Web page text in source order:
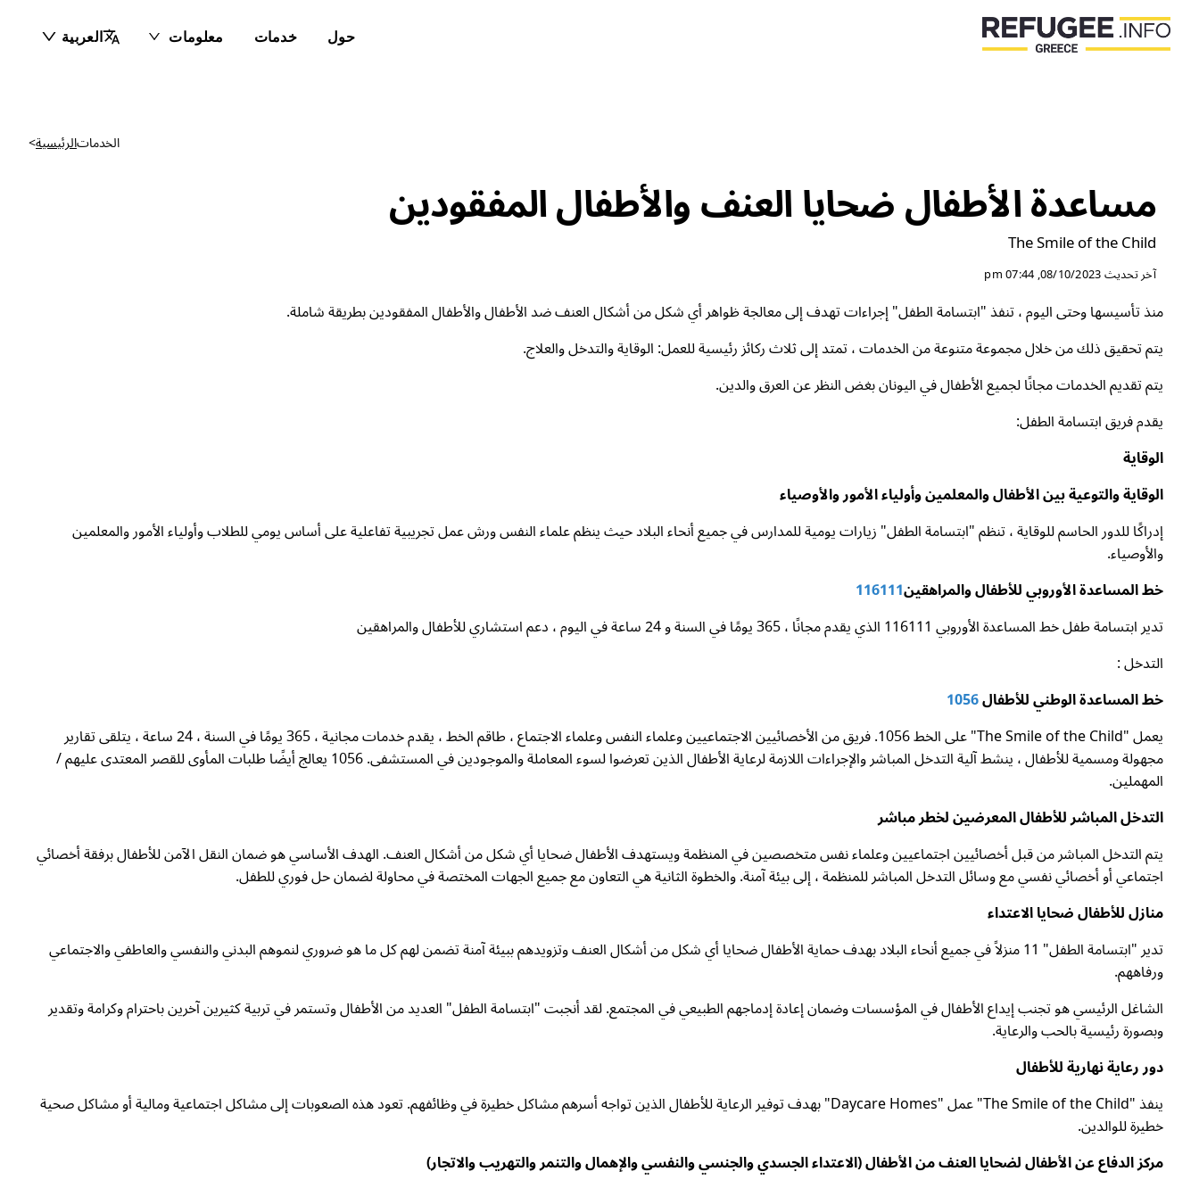
حول خدمات معلومات العربية
الرئيسية> الخدمات
مساعدة الأطفال ضحايا العنف والأطفال المفقودين
The Smile of the Child
آخر تحديث08/10/2023, 07:44 pm
منذ تأسيسها وحتى اليوم ، تنفذ "ابتسامة الطفل" إجراءات تهدف إلى معالجة ظواهر أي شكل من أشكال العنف ضد الأطفال والأطفال المفقودين بطريقة شاملة.
يتم تحقيق ذلك من خلال مجموعة متنوعة من الخدمات ، تمتد إلى ثلاث ركائز رئيسية للعمل: الوقاية والتدخل والعلاج.
يتم تقديم الخدمات مجانًا لجميع الأطفال في اليونان بغض النظر عن العرق والدين.
يقدم فريق ابتسامة الطفل:
الوقاية
الوقاية والتوعية بين الأطفال والمعلمين وأولياء الأمور والأوصياء
إدراكًا للدور الحاسم للوقاية ، تنظم "ابتسامة الطفل" زيارات يومية للمدارس في جميع أنحاء البلاد حيث ينظم علماء النفس ورش عمل تجريبية تفاعلية على أساس يومي للطلاب وأولياء الأمور والمعلمين
والأوصياء.
خط المساعدة الأوروبي للأطفال والمراهقين116111
تدير ابتسامة طفل خط المساعدة الأوروبي 116111 الذي يقدم مجانًا ، 365 يومًا في السنة و 24 ساعة في اليوم ، دعم استشاري للأطفال والمراهقين
التدخل :
خط المساعدة الوطني للأطفال1056
يعمل "The Smile of the Child" على الخط 1056. فريق من الأخصائيين الاجتماعيين وعلماء النفس وعلماء الاجتماع ، طاقم الخط ، يقدم خدمات مجانية ، 365 يومًا في السنة ، 24 ساعة ، يتلقى تقارير
مجهولة ومسمية للأطفال ، ينشط آلية التدخل المباشر والإجراءات اللازمة لرعاية الأطفال الذين تعرضوا لسوء المعاملة والموجودين في المستشفى. 1056 يعالج أيضًا طلبات المأوى للقصر المعتدى عليهم /
المهملين.
التدخل المباشر للأطفال المعرضين لخطر مباشر
يتم التدخل المباشر من قبل أخصائيين اجتماعيين وعلماء نفس متخصصين في المنظمة ويستهدف الأطفال ضحايا أي شكل من أشكال العنف. الهدف الأساسي هو ضمان النقل الآمن للأطفال برفقة أخصائي
اجتماعي أو أخصائي نفسي مع وسائل التدخل المباشر للمنظمة ، إلى بيئة آمنة. والخطوة الثانية هي التعاون مع جميع الجهات المختصة في محاولة لضمان حل فوري للطفل.
منازل للأطفال ضحايا الاعتداء
تدير "ابتسامة الطفل" 11 منزلاً في جميع أنحاء البلاد بهدف حماية الأطفال ضحايا أي شكل من أشكال العنف وتزويدهم ببيئة آمنة تضمن لهم كل ما هو ضروري لنموهم البدني والنفسي والعاطفي والاجتماعي
ورفاههم.
الشاغل الرئيسي هو تجنب إيداع الأطفال في المؤسسات وضمان إعادة إدماجهم الطبيعي في المجتمع. لقد أنجبت "ابتسامة الطفل" العديد من الأطفال وتستمر في تربية كثيرين آخرين باحترام وكرامة وتقدير
وبصورة رئيسية بالحب والرعاية.
دور رعاية نهارية للأطفال
ينفذ "The Smile of the Child" عمل "Daycare Homes" بهدف توفير الرعاية للأطفال الذين تواجه أسرهم مشاكل خطيرة في وظائفهم. تعود هذه الصعوبات إلى مشاكل اجتماعية ومالية أو مشاكل صحية
خطيرة للوالدين.
مركز الدفاع عن الأطفال لضحايا العنف من الأطفال (الاعتداء الجسدي والجنسي والنفسي والإهمال والتنمر والتهريب والاتجار)